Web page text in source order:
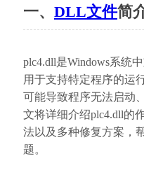
一、 DLL文件简
plc4.dll是Windows系统
用于支持特定程序的运
可能导致程序无法启动
文将详细介绍plc4.dll的
法以及多种修复方案，
题。